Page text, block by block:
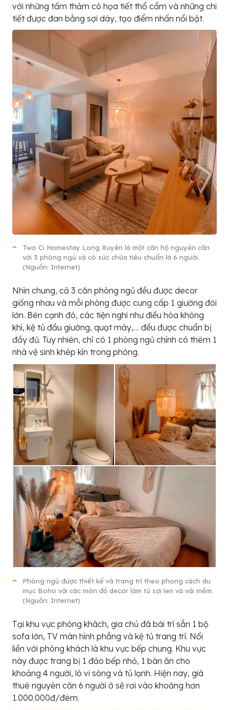
với những tấm thảm có họa tiết thổ cẩm và những chi
tiết được đan bằng sợi dây, tạo điểm nhấn nổi bật.
Two Ci Homestay Long Xuyên là một căn hộ nguyên căn
với 3 phòng ngủ và có sức chứa tiêu chuẩn là 6 người.
(Nguồn: Internet)
Nhìn chung, cả 3 căn phòng ngủ đều được decor
giống nhau và mỗi phòng được cung cấp 1 giường đôi
lớn. Bên cạnh đó, các tiện nghi như điều hòa không
khí, kệ tủ đầu giường, quạt máy,… đều được chuẩn bị
đầy đủ. Tuy nhiên, chỉ có 1 phòng ngủ chính có thêm 1
nhà vệ sinh khép kín trong phòng.
Phòng ngủ được thiết kế và trang trí theo phong cách du
mục Boho với các món đồ decor làm từ sợi len và vải mềm.
(Nguồn: Internet)
Tại khu vực phòng khách, gia chủ đã bài trí sẵn 1 bộ
sofa lớn, TV màn hình phẳng và kệ tủ trang trí. Nối
liền với phòng khách là khu vực bếp chung. Khu vực
này được trang bị 1 đảo bếp nhỏ, 1 bàn ăn cho
khoảng 4 người, lò vi sóng và tủ lạnh. Hiện nay, giá
thuê nguyên căn 6 người ở sẽ rơi vào khoảng hơn
1.000.000đ/đêm.